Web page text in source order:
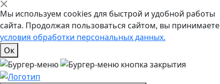
Мы используем cookies для быстрой и удобной работы
сайта. Продолжая пользоваться сайтом, вы принимаете
условия обработки персональных данных.
Ок